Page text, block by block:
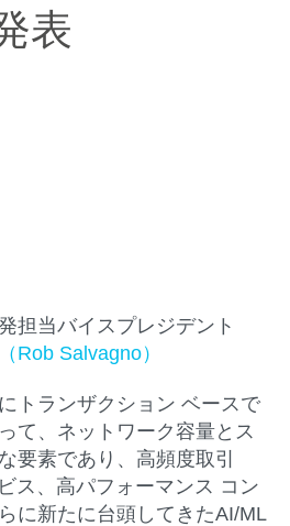
表
担当バイスプレジデント
Rob Salvagno）
トランザクション ベースで
て、ネットワーク容量とス
要素であり、高頻度取引
ス、高パフォーマンス コン
に新たに台頭してきたAI/ML